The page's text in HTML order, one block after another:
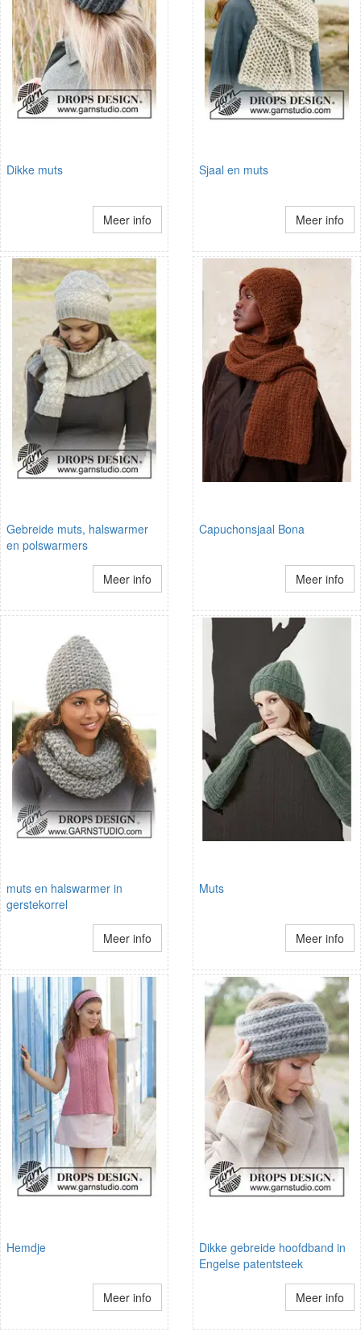
Dikke muts
Meer info
Sjaal en muts
Meer info
Gebreide muts, halswarmer
en polswarmers
Meer info
Capuchonsjaal Bona
Meer info
muts en halswarmer in
gerstekorrel
Meer info
Muts
Meer info
Hemdje
Meer info
Dikke gebreide hoofdband in
Engelse patentsteek
Meer info